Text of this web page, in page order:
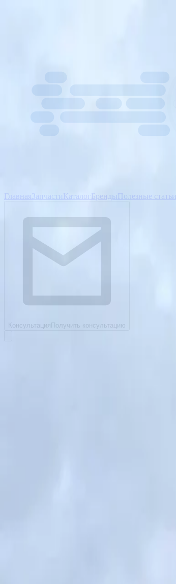
Главная Запчасти КаталогБренды Полезные статьи
Консультация Получить консультацию